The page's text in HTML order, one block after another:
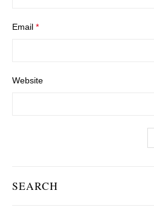
SEARCH
Email *
Website